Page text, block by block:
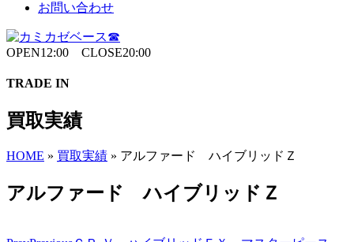
お問い合わせ
OPEN12:00 CLOSE20:00
TRADE IN
買取実績
HOME » 買取実績 » アルファード ハイブリッドＺ
アルファード ハイブリッドＺ